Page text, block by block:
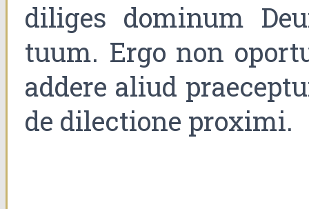
diliges dominum
tuum. Ergo non
addere aliud
de dilectione proximi.